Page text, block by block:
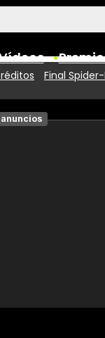
Fotos
Final